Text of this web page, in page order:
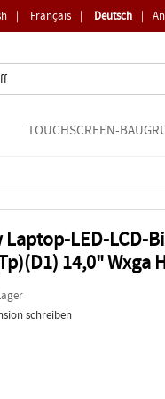
| Français | Deutsch |
TOUCHSCREEN-
Laptop-LED-LCD-
14,0" Wxga
schreiben